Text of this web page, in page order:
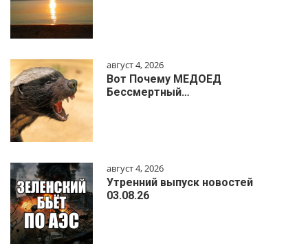
август 4, 2026
Вот Почему МЕДОЕД
Бессмертный…
август 4, 2026
Утренний выпуск новостей
03.08.26